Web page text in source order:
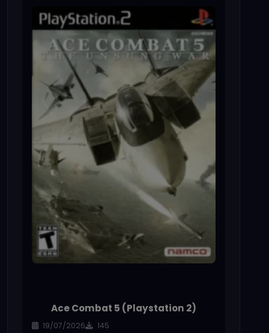
Ace Combat 5 (Playstation 2)
19/07/2026 145